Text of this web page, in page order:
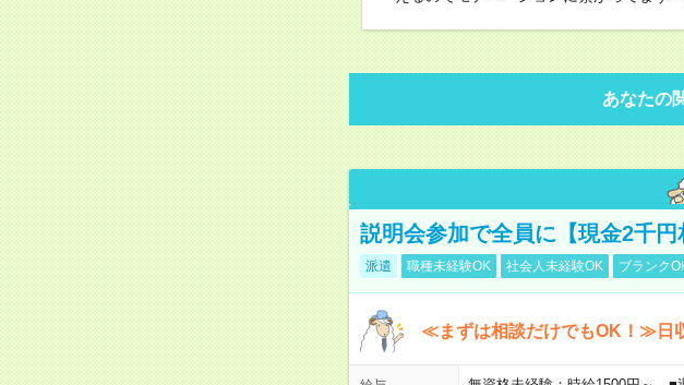
あなたの
説明会参加で全員に【現金2千
派遣 職種未経験OK 社会人未経験OK ブランク
≪まずは相談だけでもOK！≫日